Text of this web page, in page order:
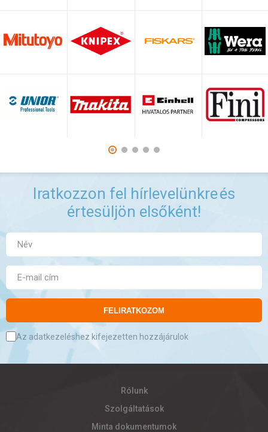
Iratkozzon fel hírlevelünkreés
értesüljön elsőként!
FELIRATKOZOM
Az adatkezeléshez kifejezetten hozzájárulok
Rólunk
Szolgáltatások
Minta dokumentumok